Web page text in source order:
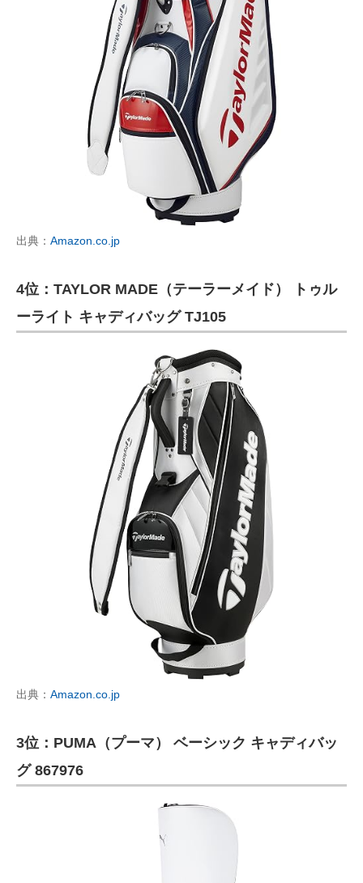
出典： Amazon.co.jp
4位：TAYLOR MADE（テーラーメイド） トゥル
ーライト キャディバッグ ‎TJ105
出典： Amazon.co.jp
3位：PUMA（プーマ） ベーシック キャディバッ
グ 867976